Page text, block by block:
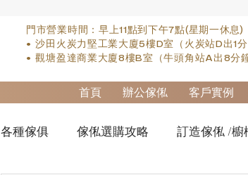
門市營業時間：早上11點到下午7點(星期一休息)
• 沙田火炭力堅工業大廈5樓D室（火炭站D出1分
• 觀塘盈達商業大廈8樓B室（牛頭角站A出8分
首頁 辦公傢俬 客戶實例
各種傢俱 傢俬選購攻略 訂造傢俬 /櫥